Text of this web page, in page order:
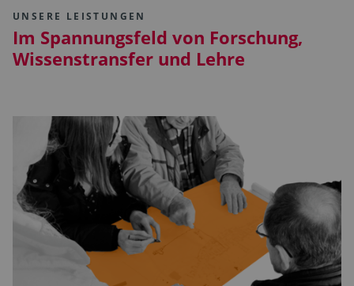
UNSERE LEISTUNGEN
Im Spannungsfeld von Forschung,
Wissenstransfer und Lehre